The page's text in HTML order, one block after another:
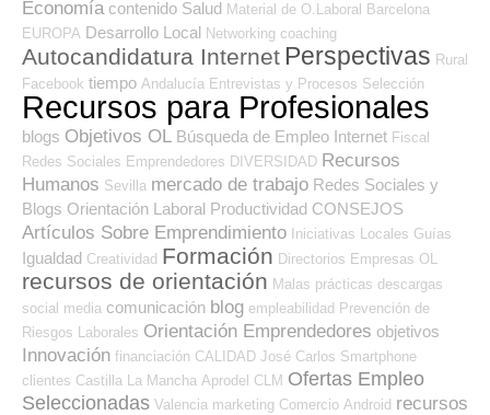
Economía contenido Salud Material de O.Laboral
Barcelona
EUROPA Desarrollo Local Networking coaching
Autocandidatura Internet Perspectivas Rural
Facebook tiempo Andalucía Entrevistas y Procesos Selección
Recursos para Profesionales
blogs Objetivos OL Búsqueda de Empleo Internet Fiscal
Redes Sociales Emprendedores DIVERSIDAD Recursos
Humanos Sevilla mercado de trabajo Redes Sociales y
Blogs Orientación Laboral Productividad CONSEJOS
Artículos Sobre Emprendimiento Iniciativas Locales Guías
Igualdad Creatividad Formación Directorios Empresas OL
recursos de orientación Malas prácticas descargas
social media comunicación blog empleabilidad Prevención de
Riesgos Laborales Orientación Emprendedores objetivos
Innovación financiación CALIDAD José Carlos Smartphone
clientes Castilla La Mancha Aprodel CLM Ofertas Empleo
Seleccionadas Valencia marketing Comercio Android recursos